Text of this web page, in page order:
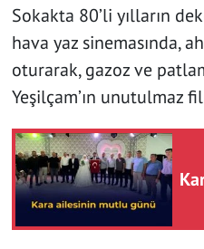
Sokakta 80’li yılların
hava yaz sinemasında,
oturarak, gazoz ve
Yeşilçam’ın unutulmaz